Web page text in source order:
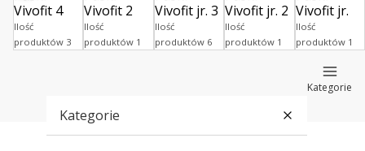
Vivofit 4
Ilość
produktów 3
Vivofit 2
Ilość
produktów 1
Vivofit jr. 3
Ilość
produktów 6
Vivofit jr. 2
Ilość
produktów 1
Vivofit jr.
Ilość
produktów 1
Kategorie
Kategorie